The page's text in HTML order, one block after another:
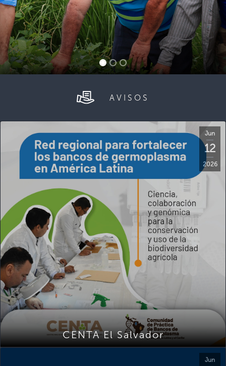
AVISOS
Jun
12
2026
CENTA El Salvador
Jun